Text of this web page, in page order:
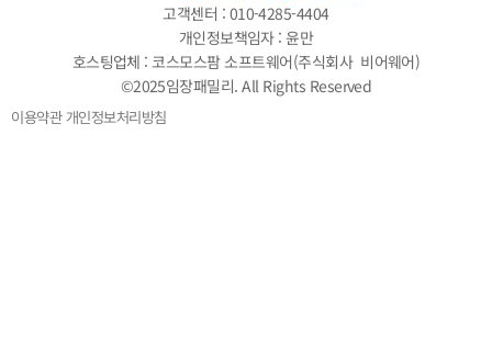
고객센터 : 010-4285-4404
개인정보책임자 : 윤만
호스팅업체 : 코스모스팜 소프트웨어(주식회사 비어웨어)
©2025임장패밀리. All Rights Reserved
이용약관개인정보처리방침